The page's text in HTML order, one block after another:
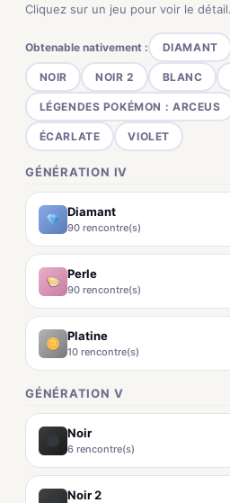
Cliquez sur un jeu pour voir le détail.
Obtenable nativement : DIAMANT
NOIR NOIR 2 BLANC
LÉGENDES POKÉMON : ARCEUS
ÉCARLATE VIOLET
GÉNÉRATION IV
Diamant
90 rencontre(s)
Perle
90 rencontre(s)
Platine
10 rencontre(s)
GÉNÉRATION V
Noir
6 rencontre(s)
Noir 2